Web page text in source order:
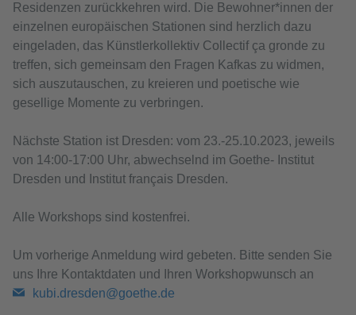
Residenzen zurückkehren wird. Die Bewohner*innen der
einzelnen europäischen Stationen sind herzlich dazu
eingeladen, das Künstlerkollektiv Collectif ça gronde zu
treffen, sich gemeinsam den Fragen Kafkas zu widmen,
sich auszutauschen, zu kreieren und poetische wie
gesellige Momente zu verbringen.
Nächste Station ist Dresden: vom 23.-25.10.2023, jeweils
von 14:00-17:00 Uhr, abwechselnd im Goethe- Institut
Dresden und Institut français Dresden.
Alle Workshops sind kostenfrei.
Um vorherige Anmeldung wird gebeten. Bitte senden Sie
uns Ihre Kontaktdaten und Ihren Workshopwunsch an
kubi.dresden@goethe.de